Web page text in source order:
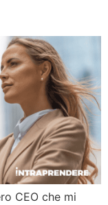
CEO che mi